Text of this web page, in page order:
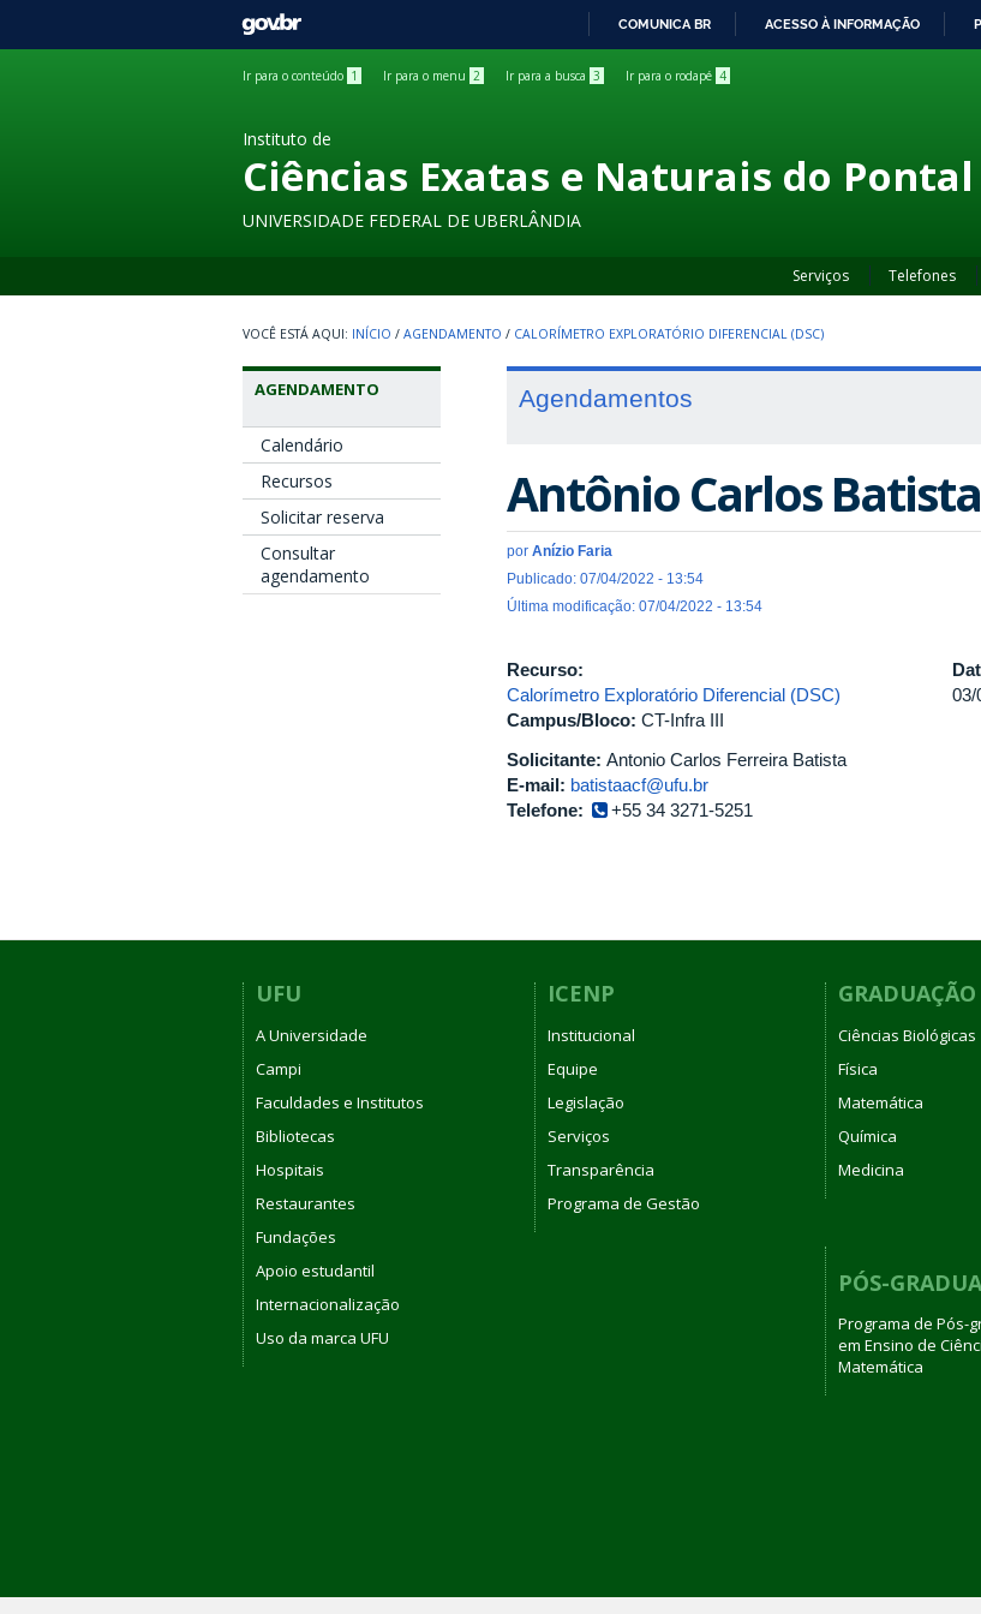
GOVBR
COMUNICA BR ACESSO À INFORMAÇÃO
Ir para o conteúdo 1 Ir para o menu 2 Ir para a busca 3 Ir para o rodapé 4
Instituto de
Ciências Exatas e Naturais do Pontal
UNIVERSIDADE FEDERAL DE UBERLÂNDIA
Serviços Telefones
INÍCIO / AGENDAMENTO / CALORÍMETRO EXPLORATÓRIO DIFERENCIAL (DSC)
AGENDAMENTO
Calendário
Recursos
Solicitar reserva
Consultar
agendamento
Agendamentos
Antônio Carlos
por Anízio Faria
Publicado: 07/04/2022 - 13:54
Última modificação: 07/04/2022 - 13:54
Recurso:
Calorímetro Exploratório Diferencial (DSC)
Campus/Bloco: CT-Infra III
Solicitante: Antonio Carlos Ferreira Batista
E-mail: batistaacf@ufu.br
Telefone:
+55 34 3271-5251
03/
UFU
A Universidade
Campi
Faculdades e Institutos
Bibliotecas
Hospitais
Restaurantes
Fundações
Apoio estudantil
Internacionalização
Uso da marca UFU
ICENP
Institucional
Equipe
Legislação
Serviços
Transparência
Programa de Gestão
GRADUAÇÃO
Ciências Biológicas
Física
Matemática
Química
Medicina
PÓS-
Programa de Pós-
em Ensino de
Matemática